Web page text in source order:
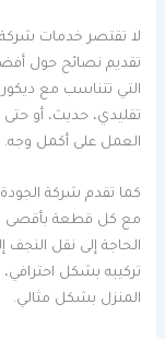
لا تقتصر خدمات
تقديم نصائح حول
التي تتناسب مع
تقليدي، حديث، أو
العمل على أكمل وجه.
كما تقدم شركة
مع كل قطعة بأقصى
الحاجة إلى نقل النجف
تركيبه بشكل
المنزل بشكل مثالي.